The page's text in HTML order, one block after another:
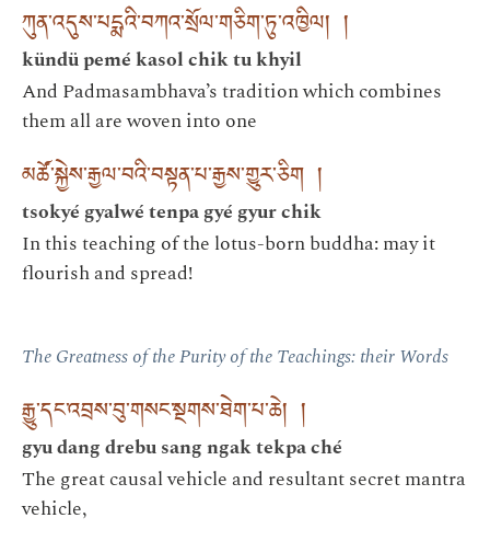
ཀུན་འདུས་པདྨའི་བཀའ་སྲོལ་གཅིག་ཏུ་འཁྱིལ། །
kündü pemé kasol chik tu khyil
And Padmasambhava’s tradition which combines
them all are woven into one
མཚོ་སྐྱེས་རྒྱལ་བའི་བསྟན་པ་རྒྱས་གྱུར་ཅིག །
tsokyé gyalwé tenpa gyé gyur chik
In this teaching of the lotus-born buddha: may it
flourish and spread!
The Greatness of the Purity of the Teachings: their Words
རྒྱུ་དང་འབྲས་བུ་གསང་སྔགས་ཐེག་པ་ཆེ། །
gyu dang drebu sang ngak tekpa ché
The great causal vehicle and resultant secret mantra
vehicle,